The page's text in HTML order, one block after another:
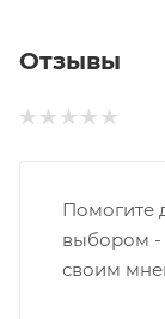
Отзывы
Помогите
выбором -
своим